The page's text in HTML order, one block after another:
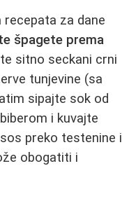
recepata za dane
špagete prema
sitno seckani crni
tunjevine (sa
sipajte sok od
i kuvajte
preko testenine i
obogatiti i